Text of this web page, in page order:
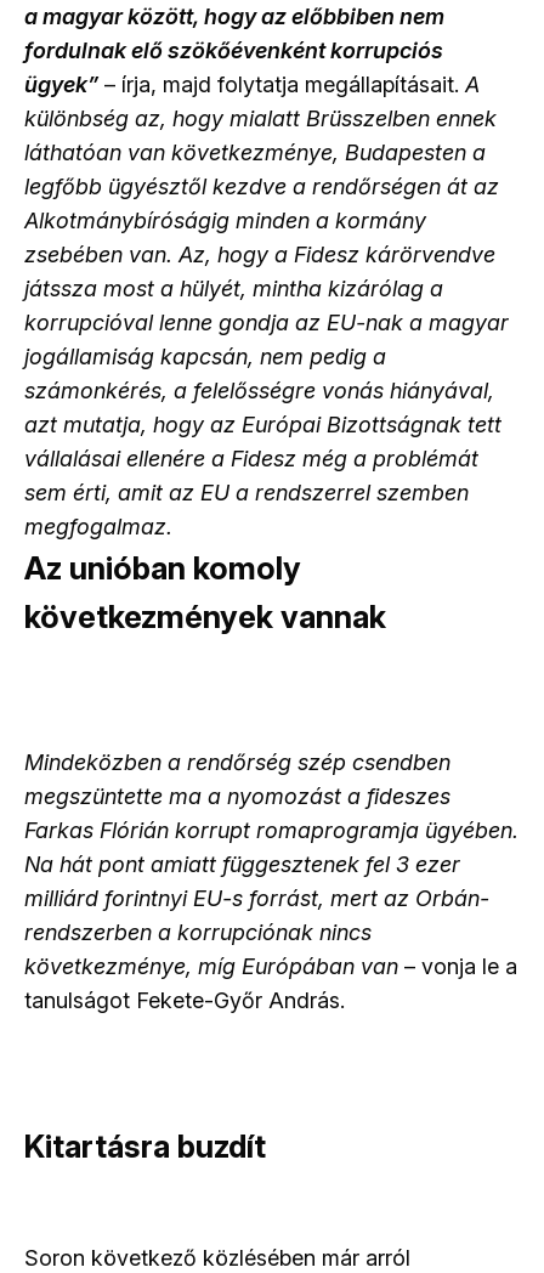
a magyar között, hogy az előbbiben nem
fordulnak elő szökőévenként korrupciós
ügyek”– írja, majd folytatja megállapításait. A
különbség az, hogy mialatt Brüsszelben ennek
láthatóan van következménye, Budapesten a
legfőbb ügyésztől kezdve a rendőrségen át az
Alkotmánybíróságig minden a kormány
zsebében van. Az, hogy a Fidesz kárörvendve
játssza most a hülyét, mintha kizárólag a
korrupcióval lenne gondja az EU-nak a magyar
jogállamiság kapcsán, nem pedig a
számonkérés, a felelősségre vonás hiányával,
azt mutatja, hogy az Európai Bizottságnak tett
vállalásai ellenére a Fidesz még a problémát
sem érti, amit az EU a rendszerrel szemben
megfogalmaz.
Az unióban komoly
következmények vannak
Mindeközben a rendőrség szép csendben
megszüntette ma a nyomozást a fideszes
Farkas Flórián korrupt romaprogramja ügyében.
Na hát pont amiatt függesztenek fel 3 ezer
milliárd forintnyi EU-s forrást, mert az Orbán-
rendszerben a korrupciónak nincs
következménye, míg Európában van – vonja le a
tanulságot Fekete-Győr András.
Kitartásra buzdít
Soron következő közlésében már arról